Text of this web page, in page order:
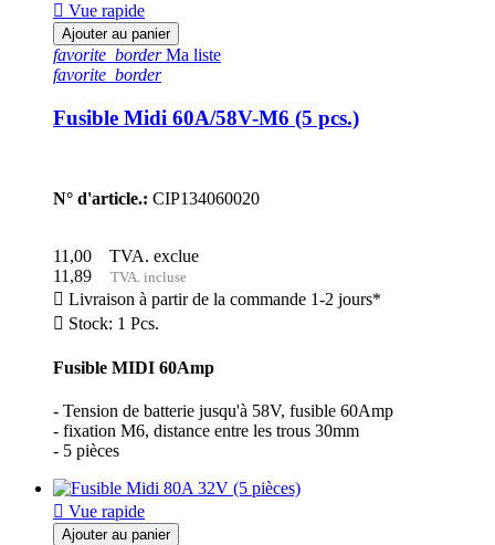
 Vue rapide
Ajouter au panier
favorite_borderMa liste
favorite_border
Fusible Midi 60A/58V-M6 (5 pcs.)
N° d'article.: CIP134060020
11,00
TVA. exclue
11,89
TVA. incluse
 Livraison à partir de la commande 1-2 jours*
 Stock: 1 Pcs.
Fusible MIDI 60Amp
- Tension de batterie jusqu'à 58V, fusible 60Amp
- fixation M6, distance entre les trous 30mm
- 5 pièces
 Vue rapide
Ajouter au panier